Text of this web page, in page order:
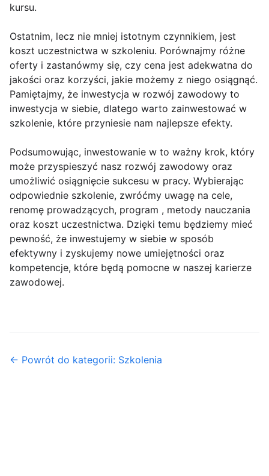
kursu.
Ostatnim, lecz nie mniej istotnym czynnikiem, jest
koszt uczestnictwa w szkoleniu. Porównajmy różne
oferty i zastanówmy się, czy cena jest adekwatna do
jakości oraz korzyści, jakie możemy z niego osiągnąć.
Pamiętajmy, że inwestycja w rozwój zawodowy to
inwestycja w siebie, dlatego warto zainwestować w
szkolenie, które przyniesie nam najlepsze efekty.
Podsumowując, inwestowanie w to ważny krok, który
może przyspieszyć nasz rozwój zawodowy oraz
umożliwić osiągnięcie sukcesu w pracy. Wybierając
odpowiednie szkolenie, zwróćmy uwagę na cele,
renomę prowadzących, program , metody nauczania
oraz koszt uczestnictwa. Dzięki temu będziemy mieć
pewność, że inwestujemy w siebie w sposób
efektywny i zyskujemy nowe umiejętności oraz
kompetencje, które będą pomocne w naszej karierze
zawodowej.
← Powrót do kategorii: Szkolenia